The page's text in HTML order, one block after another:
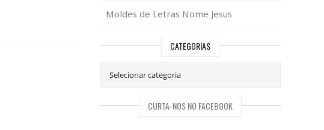
Moldes de Letras Nome Jesus
CATEGORIAS
CURTA-NOS NO FACEBOOK